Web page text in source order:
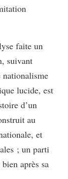
faite un
suivant
lucide, est
d’un
au
et
; un parti
après sa